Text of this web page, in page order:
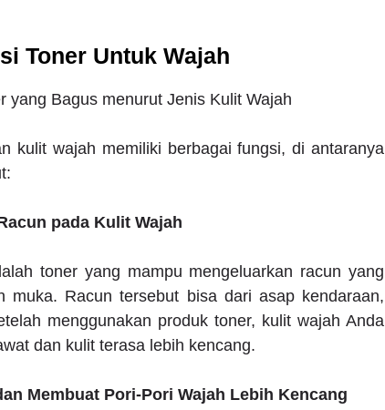
Toner Untuk Wajah
kulit wajah memiliki berbagai fungsi, di antaranya
pada Kulit Wajah
toner yang mampu mengeluarkan racun yang
muka. Racun tersebut bisa dari asap kendaraan,
menggunakan produk toner, kulit wajah Anda
dan kulit terasa lebih kencang.
Membuat Pori-Pori Wajah Lebih Kencang